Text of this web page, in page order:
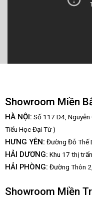
Showroom Miền
HÀ NỘI: Số 117 D4, Nguyễn
Tiểu Học Đại Từ )
HƯNG YÊN: Đường Đỗ Thế
HẢI DƯƠNG: Khu 17 thị
HẢI PHÒNG: Đường Thôn
Showroom Miền